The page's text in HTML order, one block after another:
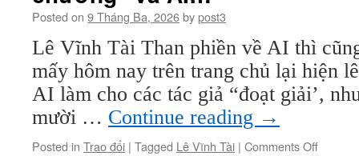
Posted on 9 Tháng Ba, 2026bypost3
Lê Vĩnh Tài Than phiền về AI thì
mấy hôm nay trên trang chủ lại hiện
AI làm cho các tác giả “đoạt giải’,
mười … Continue reading →
Posted in Trao đổi | Tagged Lê Vĩnh Tài | Comments Offon